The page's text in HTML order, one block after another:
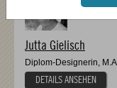
Jutta Gielisch
Diplom-Designerin,
DETAILS ANSEHEN